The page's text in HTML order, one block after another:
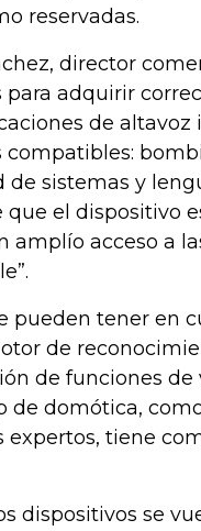
reservadas.
director
para adquirir
de
compatibles:
sistemas y
el dispositivo
amplío acceso a
pueden tener en
de
de funciones de
de domótica,
expertos, tiene
dispositivos se